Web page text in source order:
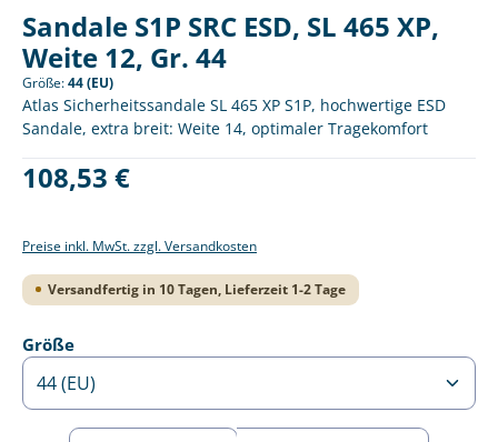
Sandale S1P SRC ESD, SL 465 XP,
Weite 12, Gr. 44
Größe:44 (EU)
Atlas Sicherheitssandale SL 465 XP S1P, hochwertige ESD
Sandale, extra breit: Weite 14, optimaler Tragekomfort
Regulärer Preis:
108,53 €
Preise inkl. MwSt. zzgl. Versandkosten
Versandfertig in 10 Tagen, Lieferzeit 1-2 Tage
Größeauswählen